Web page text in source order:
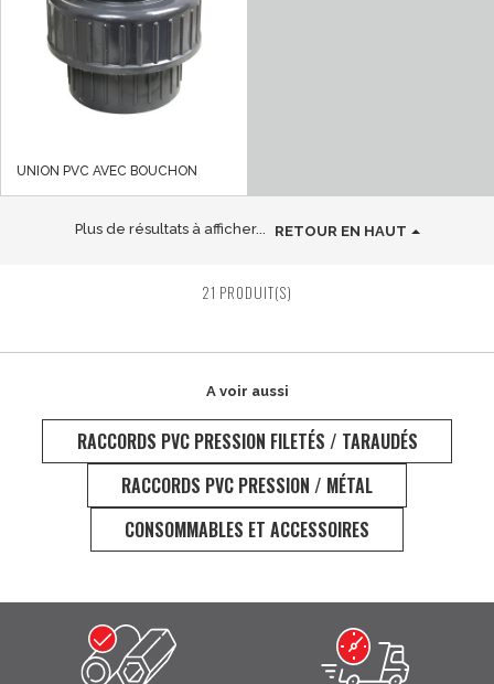
UNION PVC AVEC BOUCHON
Plus de résultats à afficher... RETOUR EN HAUT
21 PRODUIT(S)
A voir aussi
RACCORDS PVC PRESSION FILETÉS / TARAUDÉS
RACCORDS PVC PRESSION / MÉTAL
CONSOMMABLES ET ACCESSOIRES